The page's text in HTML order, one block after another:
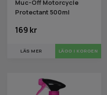
Muc-Off Motorcycle
Protectant 500ml
169 kr
LÄS MER